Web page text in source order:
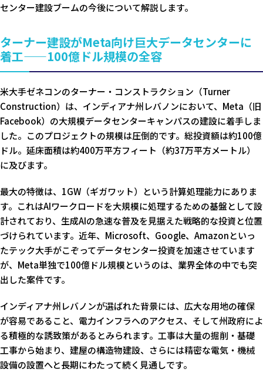
センター建設ブームの今後について解説します。
ターナー建設がMeta向け巨大データセンターに
着工——100億ドル規模の全容
米大手ゼネコンのターナー・コンストラクション（Turner
Construction）は、インディアナ州レバノンにおいて、Meta（旧
Facebook）の大規模データセンターキャンパスの建設に着手しま
した。このプロジェクトの規模は圧倒的です。総投資額は約100億
ドル。延床面積は約400万平方フィート（約37万平方メートル）
に及びます。
最大の特徴は、1GW（ギガワット）という計算処理能力にありま
す。これはAIワークロードを大規模に処理するための基盤として設
計されており、生成AIの急速な普及を見据えた戦略的な投資と位置
づけられています。近年、Microsoft、Google、Amazonといっ
たテック大手がこぞってデータセンター投資を加速させています
が、Meta単独で100億ドル規模というのは、業界全体の中でも突
出した案件です。
インディアナ州レバノンが選ばれた背景には、広大な用地の確保
が容易であること、電力インフラへのアクセス、そして州政府によ
る積極的な誘致策があるとみられます。工事は大量の掘削・基礎
工事から始まり、建屋の構造物建設、さらには精密な電気・機械
設備の設置へと長期にわたって続く見通しです。